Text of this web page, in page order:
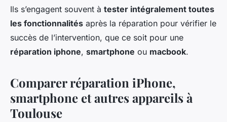
Ils s’engagent souvent à tester intégralement toutes
les fonctionnalités après la réparation pour vérifier le
succès de l’intervention, que ce soit pour une
réparation iphone, smartphone ou macbook.
Comparer réparation iPhone,
smartphone et autres appareils à
Toulouse